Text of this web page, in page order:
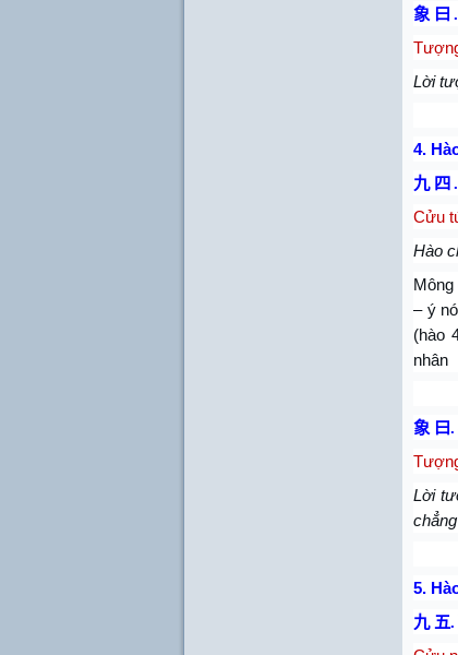
象 曰 .
Lời
4.
九 四.
Cửu
Hào
– ý
(hào
nhân
象 曰.
Lời
5.
九 五.